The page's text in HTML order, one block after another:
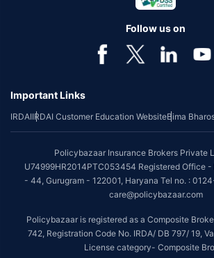
Follow us on
Important Links
IRDAIIRDAI Customer Education WebsiteBima
Policybazaar Insurance Brokers Private
U74999HR2014PTC053454 Registered Office -
- 44, Gurugram - 122001, Haryana Tel no. :
care@policybazaar.com
Policybazaar is registered as a Composite
742, Registration Code No. IRDA/ DB 797/ 19,
License category- Composite